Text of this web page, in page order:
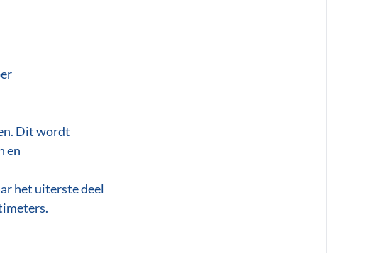
Dit wordt
en
het uiterste deel